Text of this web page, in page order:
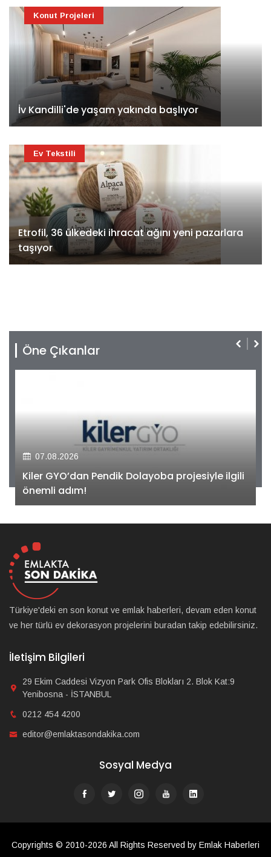
İv Kandilli'de yaşam yakında başlıyor
Konut Projeleri
Etrofil, 36 ülkedeki ihracat ağını yeni pazarlara
taşıyor
Ev Tekstili
Öne Çıkanlar
07.08.2026
Kiler GYO’dan Pendik Dolayoba projesiyle ilgili
önemli adım!
Türkiye'deki en son konut ve emlak haberleri, devam eden konut
ve her türlü ev dekorasyon projelerini buradan takip edebilirsiniz.
İletişim Bilgileri
29 Ekim Caddesi Vizyon Park Ofis Blokları 2. Blok Kat:9
Yenibosna - İSTANBUL
0212 454 4200
editor@emlaktasondakika.com
Sosyal Medya
Copyrights © 2010-2026 All Rights Reserved by Emlak Haberleri